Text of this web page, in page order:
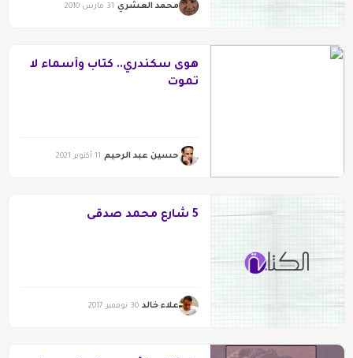
محمد العشري 31 مارس 2010
هوى سكندري.. كتاب وأسماء لا
تموت
حسين عبد الرحيم 11 أكتوبر 2021
5 شارع محمد صدقى
علاء خالد 30 نوفمبر 2017